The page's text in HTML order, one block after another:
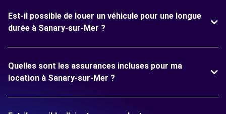
Est-il possible de louer un véhicule pour une longue
durée à Sanary-sur-Mer ?
Quelles sont les assurances incluses pour ma
location à Sanary-sur-Mer ?